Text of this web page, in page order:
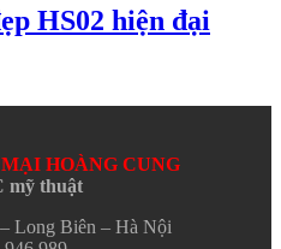
HS02 hiện đại
HOÀNG CUNG
mỹ thuật
Long Biên – Hà Nội